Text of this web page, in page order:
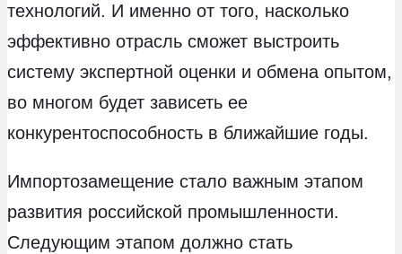
технологий. И именно от того, насколько
эффективно отрасль сможет выстроить
систему экспертной оценки и обмена опытом,
во многом будет зависеть ее
конкурентоспособность в ближайшие годы.
Импортозамещение стало важным этапом
развития российской промышленности.
Следующим этапом должно стать